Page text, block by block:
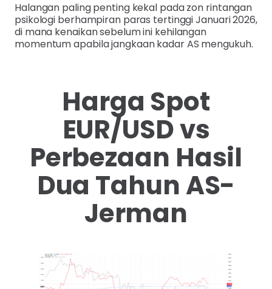
Halangan paling penting kekal pada zon rintangan
psikologi berhampiran paras tertinggi Januari 2026,
di mana kenaikan sebelum ini kehilangan
momentum apabila jangkaan kadar AS mengukuh.
Harga Spot
EUR/USD vs
Perbezaan Hasil
Dua Tahun AS-
Jerman